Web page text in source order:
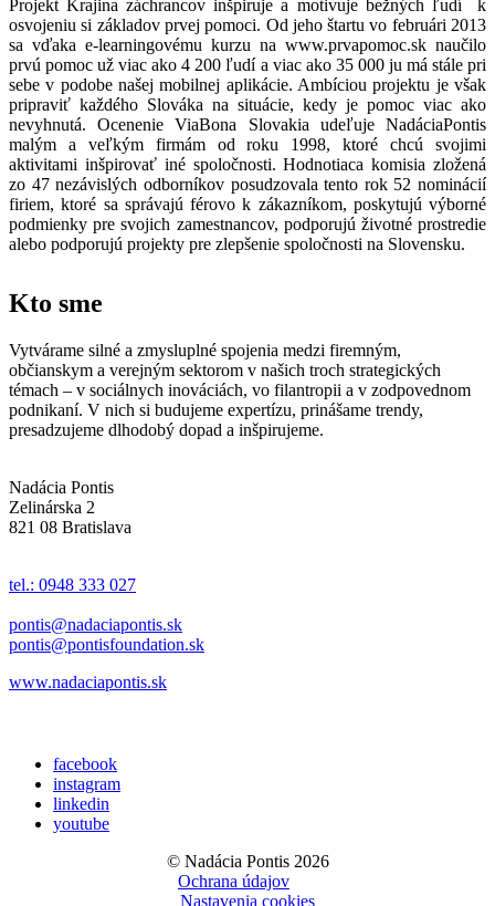
Projekt Krajina záchrancov inšpiruje a motivuje bežných ľudí k
osvojeniu si základov prvej pomoci. Od jeho štartu vo februári 2013
sa vďaka e-learningovému kurzu na www.prvapomoc.sk naučilo
prvú pomoc už viac ako 4 200 ľudí a viac ako 35 000 ju má stále pri
sebe v podobe našej mobilnej aplikácie. Ambíciou projektu je však
pripraviť každého Slováka na situácie, kedy je pomoc viac ako
nevyhnutá. Ocenenie ViaBona Slovakia udeľuje NadáciaPontis
malým a veľkým firmám od roku 1998, ktoré chcú svojimi
aktivitami inšpirovať iné spoločnosti. Hodnotiaca komisia zložená
zo 47 nezávislých odborníkov posudzovala tento rok 52 nominácií
firiem, ktoré sa správajú férovo k zákazníkom, poskytujú výborné
podmienky pre svojich zamestnancov, podporujú životné prostredie
alebo podporujú projekty pre zlepšenie spoločnosti na Slovensku.
Kto sme
Vytvárame silné a zmysluplné spojenia medzi firemným,
občianskym a verejným sektorom v našich troch strategických
témach – v sociálnych inováciách, vo filantropii a v zodpovednom
podnikaní. V nich si budujeme expertízu, prinášame trendy,
presadzujeme dlhodobý dopad a inšpirujeme.
Nadácia Pontis
Zelinárska 2
821 08 Bratislava
tel.: 0948 333 027
pontis@nadaciapontis.sk
pontis@pontisfoundation.sk
www.nadaciapontis.sk
facebook
instagram
linkedin
youtube
© Nadácia Pontis 2026
Ochrana údajov
Nastavenia cookies